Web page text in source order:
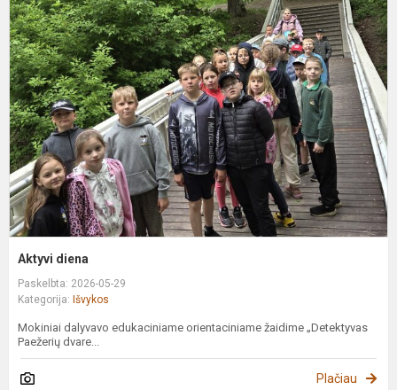
Aktyvi diena
Paskelbta: 2026-05-29
Kategorija: Išvykos
Mokiniai dalyvavo edukaciniame orientaciniame žaidime „Detektyvas
Paežerių dvare...
Plačiau